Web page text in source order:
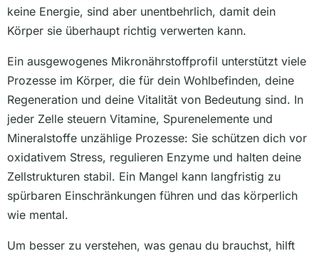
keine Energie, sind aber unentbehrlich, damit dein
Körper sie überhaupt richtig verwerten kann.
Ein ausgewogenes Mikronährstoffprofil unterstützt viele
Prozesse im Körper, die für dein Wohlbefinden, deine
Regeneration und deine Vitalität von Bedeutung sind. In
jeder Zelle steuern Vitamine, Spurenelemente und
Mineralstoffe unzählige Prozesse: Sie schützen dich vor
oxidativem Stress, regulieren Enzyme und halten deine
Zellstrukturen stabil. Ein Mangel kann langfristig zu
spürbaren Einschränkungen führen und das körperlich
wie mental.
Um besser zu verstehen, was genau du brauchst, hilft